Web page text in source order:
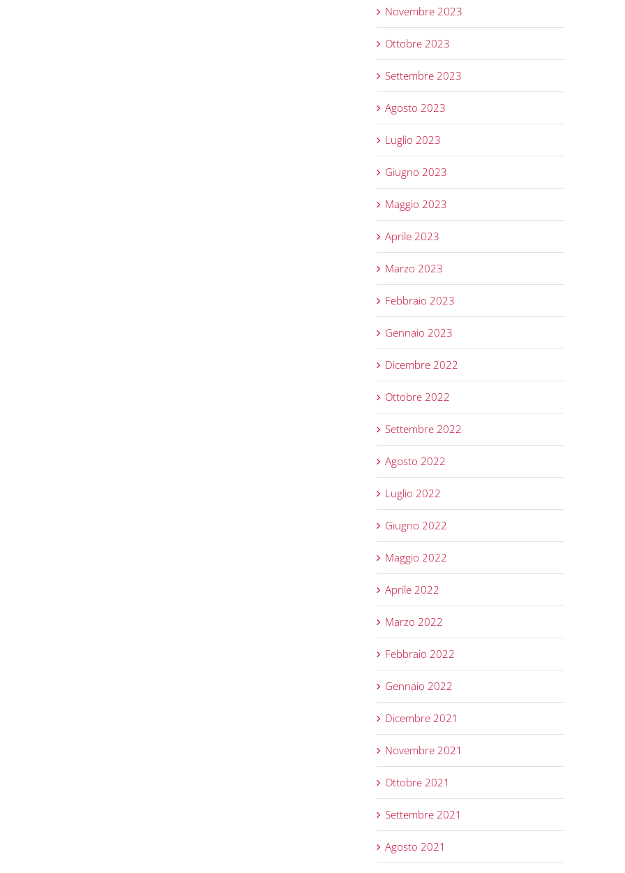
Novembre 2023
Ottobre 2023
Settembre 2023
Agosto 2023
Luglio 2023
Giugno 2023
Maggio 2023
Aprile 2023
Marzo 2023
Febbraio 2023
Gennaio 2023
Dicembre 2022
Ottobre 2022
Settembre 2022
Agosto 2022
Luglio 2022
Giugno 2022
Maggio 2022
Aprile 2022
Marzo 2022
Febbraio 2022
Gennaio 2022
Dicembre 2021
Novembre 2021
Ottobre 2021
Settembre 2021
Agosto 2021